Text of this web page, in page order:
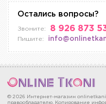
Остались вопросы?
Звоните: 8 926 873
Пишите:
© 2026 Интернет-магазин
правообладателю. Копирование